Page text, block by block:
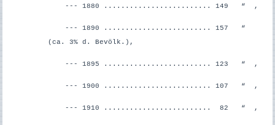
--- 1880 ......................... 149 “ ,
--- 1890 ......................... 157 “
(ca. 3% d. Bevölk.),
--- 1895 ......................... 123 “ ,
--- 1900 ......................... 107 “ ,
--- 1910 ......................... 82 “ ,